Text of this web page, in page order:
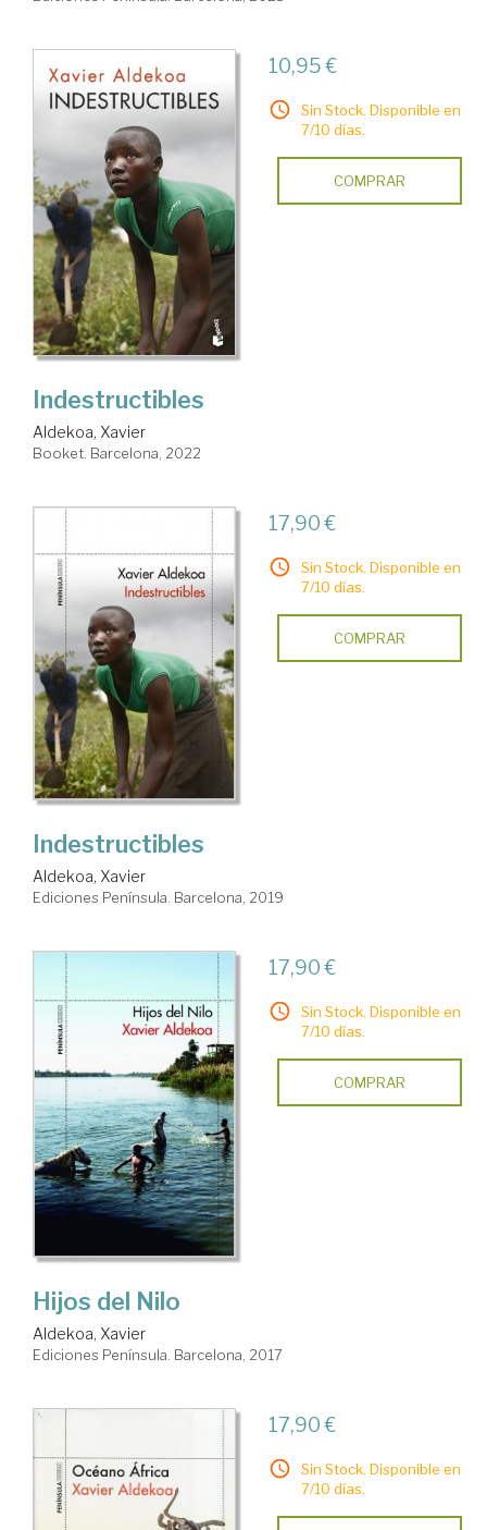
10,95 €
Sin Stock. Disponible en
7/10 días.
COMPRAR
Indestructibles
Aldekoa, Xavier
Booket. Barcelona, 2022
17,90 €
Sin Stock. Disponible en
7/10 días.
COMPRAR
Indestructibles
Aldekoa, Xavier
Ediciones Península. Barcelona, 2019
17,90 €
Sin Stock. Disponible en
7/10 días.
COMPRAR
Hijos del Nilo
Aldekoa, Xavier
Ediciones Península. Barcelona, 2017
17,90 €
Sin Stock. Disponible en
7/10 días.